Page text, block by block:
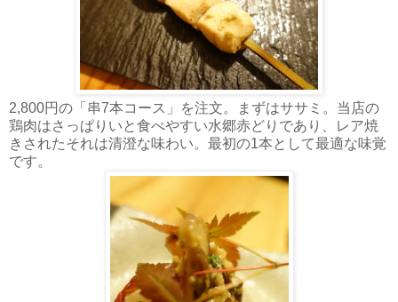
2,800円の「串7本コース」を注文。まずはササミ。当店の
鶏肉はさっぱりいと食べやすい水郷赤どりであり、レア焼
きされたそれは清澄な味わい。最初の1本として最適な味覚
です。